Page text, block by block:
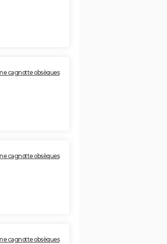
cagnotte obsèques
cagnotte obsèques
cagnotte obsèques